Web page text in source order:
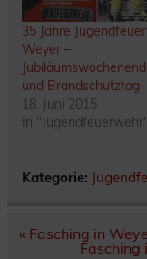
35 Jahre
Weyer –
und Brandschutztag
18. Juni 2015
In "Jugendfeuerwehr"
Kategorie:
Beitragsnavigation
« Fasching in
Fasching